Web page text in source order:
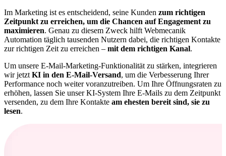
Im Marketing ist es entscheidend, seine Kunden zum richtigen
Zeitpunkt zu erreichen, um die Chancen auf Engagement zu
maximieren. Genau zu diesem Zweck hilft Webmecanik
Automation täglich tausenden Nutzern dabei, die richtigen Kontakte
zur richtigen Zeit zu erreichen – mit dem richtigen Kanal.
Um unsere E-Mail-Marketing-Funktionalität zu stärken, integrieren
wir jetzt KI in den E-Mail-Versand, um die Verbesserung Ihrer
Performance noch weiter voranzutreiben. Um Ihre Öffnungsraten zu
erhöhen, lassen Sie unser KI-System Ihre E-Mails zu dem Zeitpunkt
versenden, zu dem Ihre Kontakte am ehesten bereit sind, sie zu
lesen.